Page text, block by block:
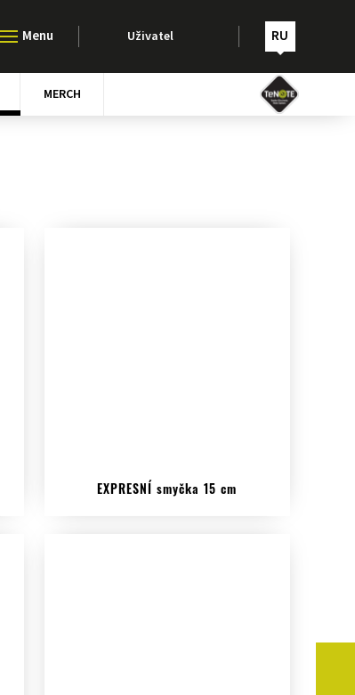
Uživatel RU
MERCH
EXPRESNÍ smyčka 15 cm